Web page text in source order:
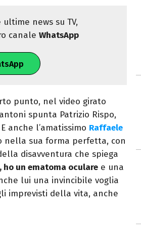
news su TV,
canaleWhatsApp
punto, nel video girato
spunta Patrizio Rispo,
anche l’amatissimo Raffaele
nella sua forma perfetta, con
disavventura che spiega
un ematoma oculare e una
lui una invincibile voglia
imprevisti della vita, anche